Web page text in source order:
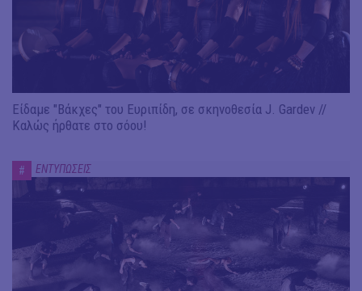
Είδαμε "Βάκχες" του Ευριπίδη, σε σκηνοθεσία J. Gardev //
Καλώς ήρθατε στο σόου!
# ΕΝΤΥΠΩΣΕΙΣ